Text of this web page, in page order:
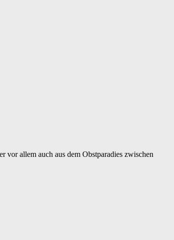
vor allem auch aus dem Obstparadies zwischen